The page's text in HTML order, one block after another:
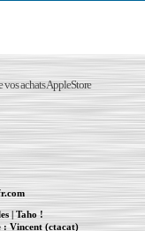
vos achats AppleStore
| Taho !
:Vincent (ctacat)